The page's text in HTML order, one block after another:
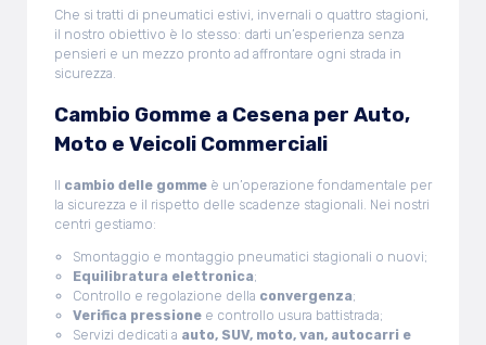
Che si tratti di pneumatici estivi, invernali o quattro stagioni,
il nostro obiettivo è lo stesso: darti un’esperienza senza
pensieri e un mezzo pronto ad affrontare ogni strada in
sicurezza.
Cambio Gomme a Cesena per Auto,
Moto e Veicoli Commerciali
Il cambio delle gomme è un’operazione fondamentale per
la sicurezza e il rispetto delle scadenze stagionali. Nei nostri
centri gestiamo:
Smontaggio e montaggio pneumatici stagionali o nuovi;
Equilibratura elettronica;
Controllo e regolazione della convergenza;
Verifica pressionee controllo usura battistrada;
Servizi dedicati a auto, SUV, moto, van, autocarri e